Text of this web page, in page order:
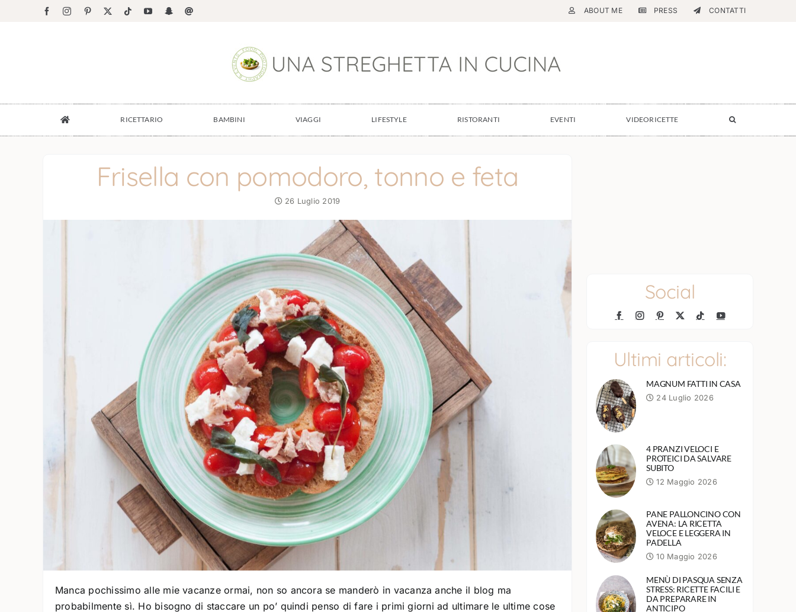
FacebookInstagramPinterest TiktokYouTubeSnapchatEmail ABOUT ME PRESS CONTATTI
RICETTARIO BAMBINI VIAGGI LIFESTYLE RISTORANTI EVENTI VIDEORICETTE
Frisella con pomodoro, tonno e feta
26 Luglio 2019
Manca pochissimo alle mie vacanze ormai, non so ancora se manderò in vacanza anche il blog ma
probabilmente sì. Ho bisogno di staccare un po’ quindi penso di fare i primi giorni ad ultimare le ultime cose
Social
Ultimi articoli:
MAGNUM FATTI IN CASA
24 Luglio 2026
4 PRANZI VELOCI E
PROTEICI DA SALVARE
SUBITO
12 Maggio 2026
PANE PALLONCINO CON
AVENA: LA RICETTA
VELOCE E LEGGERA IN
PADELLA
10 Maggio 2026
MENÙ DI PASQUA SENZA
STRESS: RICETTE FACILI E
DA PREPARARE IN
ANTICIPO